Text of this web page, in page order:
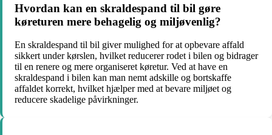
Hvordan kan en skraldespand til bil gøre
køreturen mere behagelig og miljøvenlig?
En skraldespand til bil giver mulighed for at opbevare affald
sikkert under kørslen, hvilket reducerer rodet i bilen og bidrager
til en renere og mere organiseret køretur. Ved at have en
skraldespand i bilen kan man nemt adskille og bortskaffe
affaldet korrekt, hvilket hjælper med at bevare miljøet og
reducere skadelige påvirkninger.